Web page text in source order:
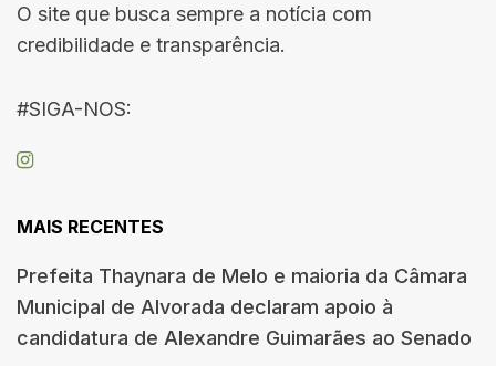
O site que busca sempre a notícia com
credibilidade e transparência.
#SIGA-NOS:
MAIS RECENTES
Prefeita Thaynara de Melo e maioria da Câmara
Municipal de Alvorada declaram apoio à
candidatura de Alexandre Guimarães ao Senado